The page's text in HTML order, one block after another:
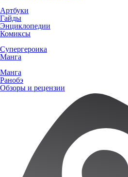
Артбуки
Гайды
Энциклопедии
Комиксы
Супергероика
Манга
Манга
Ранобэ
Обзоры и рецензии